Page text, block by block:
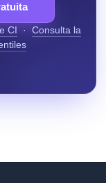
CI · Consulta la